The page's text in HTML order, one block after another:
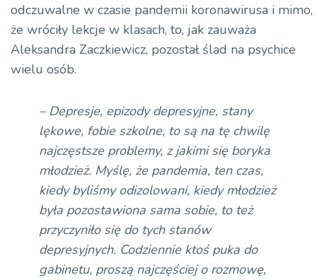
odczuwalne w czasie pandemii koronawirusa i mimo,
że wróciły lekcje w klasach, to, jak zauważa
Aleksandra Zaczkiewicz, pozostał ślad na psychice
wielu osób.
– Depresje, epizody depresyjne, stany
lękowe, fobie szkolne, to są na tę chwilę
najczęstsze problemy, z jakimi się boryka
młodzież. Myślę, że pandemia, ten czas,
kiedy byliśmy odizolowani, kiedy młodzież
była pozostawiona sama sobie, to też
przyczyniło się do tych stanów
depresyjnych. Codziennie ktoś puka do
gabinetu, proszą najczęściej o rozmowę,